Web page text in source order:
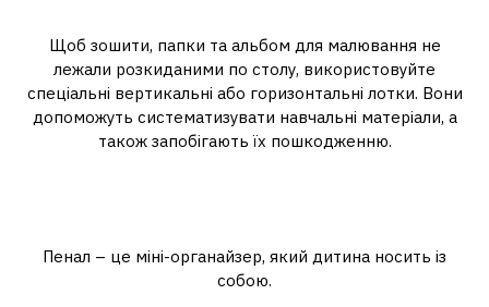
Щоб зошити, папки та альбом для малювання не
лежали розкиданими по столу, використовуйте
спеціальні вертикальні або горизонтальні лотки. Вони
допоможуть систематизувати навчальні матеріали, а
також запобігають їх пошкодженню.
Пенал – це міні-органайзер, який дитина носить із
собою.